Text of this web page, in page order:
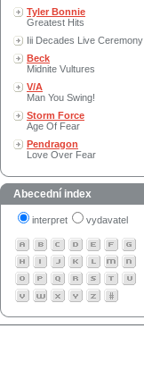
Tyler Bonnie
Greatest Hits
Iii Decades Live Ceremony
Beck
Midnite Vultures
V/A
Man You Swing!
Storm Force
Age Of Fear
Pendragon
Love Over Fear
Abecední index
interpret vydavatel